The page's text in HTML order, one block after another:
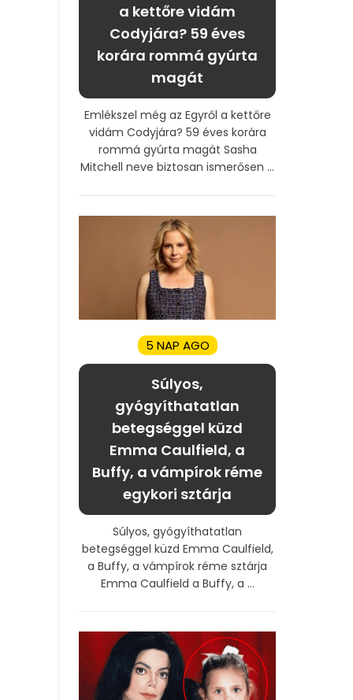
a kettőre vidám
Codyjára? 59 éves
korára rommá gyúrta
magát
Emlékszel még az Egyről a kettőre
vidám Codyjára? 59 éves korára
rommá gyúrta magát Sasha
Mitchell neve biztosan ismerősen ...
5 NAP AGO
Súlyos,
gyógyíthatatlan
betegséggel küzd
Emma Caulfield, a
Buffy, a vámpírok réme
egykori sztárja
Súlyos, gyógyíthatatlan
betegséggel küzd Emma Caulfield,
a Buffy, a vámpírok réme sztárja
Emma Caulfield a Buffy, a ...